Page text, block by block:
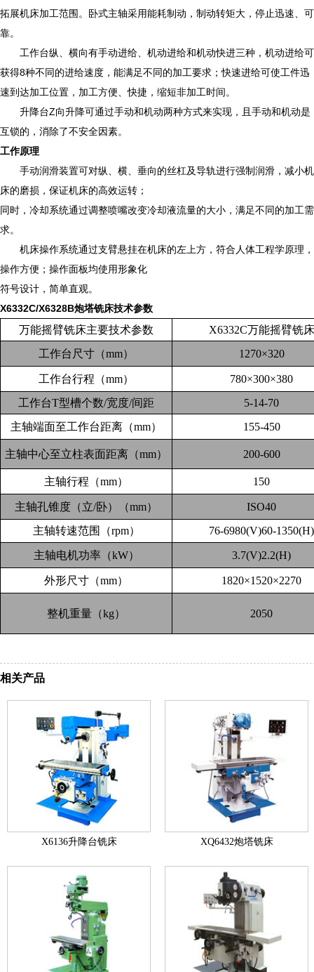
拓展机床加工范围。卧式主轴采用能耗制动，制动转矩大，停止迅速、可
靠。
工作台纵、横向有手动进给、机动进给和机动快进三种，机动进给可
获得8种不同的进给速度，能满足不同的加工要求；快速进给可使工件迅
速到达加工位置，加工方便、快捷，缩短非加工时间。
升降台Z向升降可通过手动和机动两种方式来实现，且手动和机动是
互锁的，消除了不安全因素。
工作原理
手动润滑装置可对纵、横、垂向的丝杠及导轨进行强制润滑，减小机
床的磨损，保证机床的高效运转；
同时，冷却系统通过调整喷嘴改变冷却液流量的大小，满足不同的加工需
求。
机床操作系统通过支臂悬挂在机床的左上方，符合人体工程学原理，
操作方便；操作面板均使用形象化
符号设计，简单直观。
X6332C/X6328B炮塔铣床技术参数
万能摇臂铣床主要技术参数 X6332C万能摇臂铣床
工作台尺寸（mm） 1270×320
工作台行程（mm）
780×300×380
工作台T型槽个数/宽度/间距
5-14-70
主轴端面至工作台距离（mm） 155-450
主轴中心至立柱表面距离（mm） 200-600
主轴行程（mm） 150
主轴孔锥度（立/卧）（mm）
ISO40
主轴转速范围（rpm） 76-6980(V)60-1350(H)
主轴电机功率（kW） 3.7(V)2.2(H)
外形尺寸（mm） 1820×1520×2270
整机重量（kg） 2050
相关产品
X6136升降台铣床 XQ6432炮塔铣床